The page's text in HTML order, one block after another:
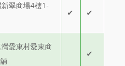
翠商場4樓1-
✔ ✔
愛東村愛東商
✔